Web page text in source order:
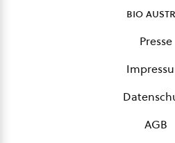
bio
Presse
AGB